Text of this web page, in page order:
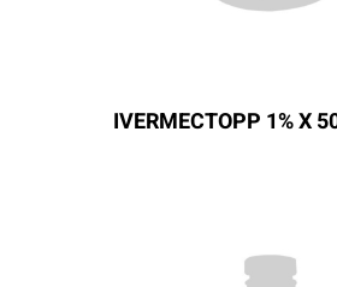
IVERMECTOPP 1% X